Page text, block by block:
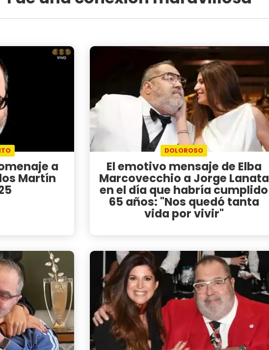
a
Martín
DOLOROSO
El emotivo mensaje de Elba
Marcovecchio a Jorge Lanata
en el día que habría cumplido
65 años: "Nos quedó tanta
vida por vivir"